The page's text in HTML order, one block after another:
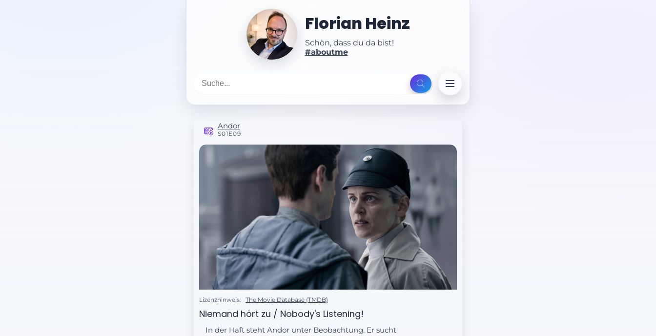
Florian Heinz
Schön, dass du da bist!
#aboutme
Andor
S01E09
Lizenzhinweis: The Movie Database (TMDB)
Niemand hört zu / Nobody's Listening!
In der Haft steht Andor unter Beobachtung. Er sucht